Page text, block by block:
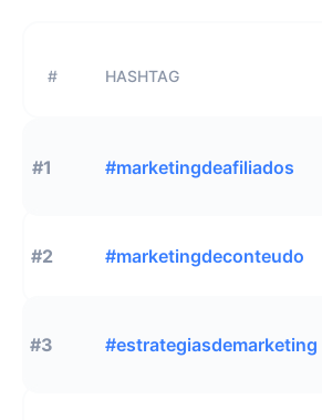
# HASHTAG
#1 #marketingdeafiliados
#2 #marketingdeconteudo
#3 #estrategiasdemarketing